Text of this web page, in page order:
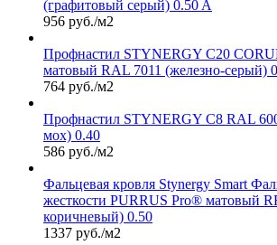
(графитовый серый) 0.50 A
956 руб./м2
Профнастил STYNERGY С20
матовый RAL 7011 (железно-серый)
764 руб./м2
Профнастил STYNERGY С8 RAL
мох) 0.40
586 руб./м2
Фальцевая кровля Stynergy Smart
жесткости PURRUS Pro® матовый
коричневый) 0.50
1337 руб./м2